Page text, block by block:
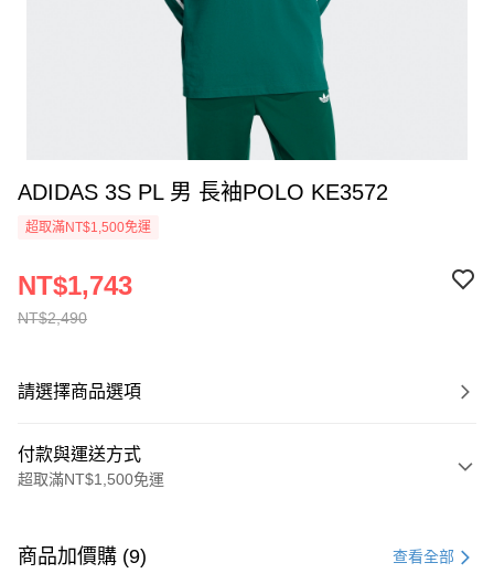
ADIDAS 3S PL 男 長袖POLO KE3572
超取滿NT$1,500免運
NT$2,490
NT$1,743
請選擇商品選項
付款與運送方式
超取滿NT$1,500免運
信用卡一次付款
商品加價購 (9) 查看全部